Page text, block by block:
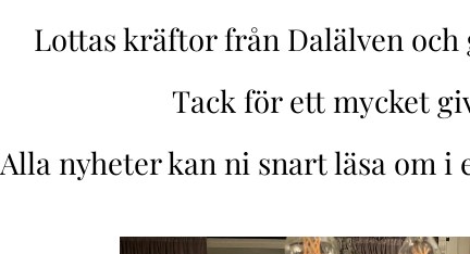
Lottas kräftor från Dalälven
Tack för ett mycket
Alla nyheter kan ni snart läsa om i